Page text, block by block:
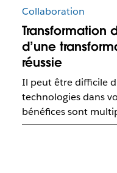
Collaboration
Transformation
d’une
réussie
Il peut être difficile
technologies dans
bénéfices sont